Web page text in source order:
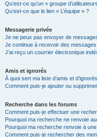
Qu’est-ce qu’un « groupe
Qu’est-ce que le lien « L’équipe » ?
Messagerie privée
Je ne peux pas envoyer de
Je continue à recevoir des
J’ai reçu un courrier électronique
Amis et ignorés
À quoi sert ma liste d’amis et
Comment puis-je ajouter ou
Recherche dans les forums
Comment puis-je effectuer une
Pourquoi ma recherche ne renvoie
Pourquoi ma recherche renvoie à
Comment puis-je rechercher des